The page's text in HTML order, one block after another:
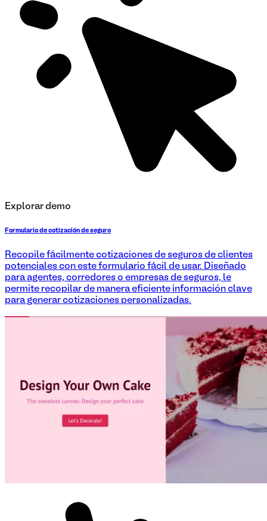
Explorar demo
Formulario de cotización de seguro
Recopile fácilmente cotizaciones de seguros de clientes
potenciales con este formulario fácil de usar. Diseñado
para agentes, corredores o empresas de seguros, le
permite recopilar de manera eficiente información clave
para generar cotizaciones personalizadas.